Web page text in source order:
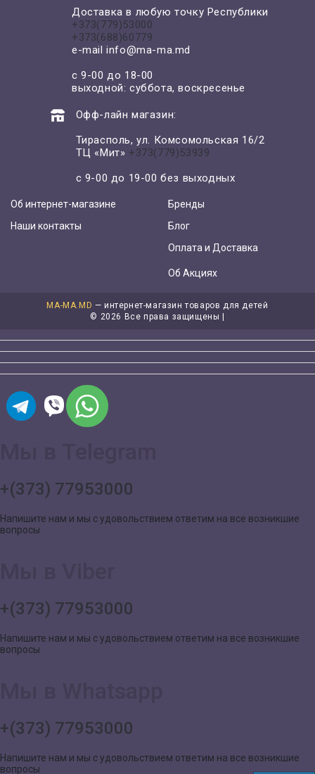
Доставка в любую точку Республики
+373(779)53000
+373(688)60779
e-mailinfo@ma-ma.md
с 9-00 до 18-00
выходной: суббота, воскресенье
Офф-лайн магазин:
Тирасполь, ул. Комсомольская 16/2
ТЦ «Мит» +373(779)53939
с 9-00 до 19-00 без выходных
Об интернет-магазине
Наши контакты
Бренды
Блог
Оплата и Доставка
Об Акциях
MA-MA.MD — интернет-магазин товаров для детей
© 2026 Все права защищены |
+(373) 77953000
Напишите нам и мы с удовольствием ответим на все возникшие
вопросы
+(373) 77953000
Напишите нам и мы с удовольствием ответим на все возникшие
вопросы
+(373) 77953000
Напишите нам и мы с удовольствием ответим на все возникшие
вопросы